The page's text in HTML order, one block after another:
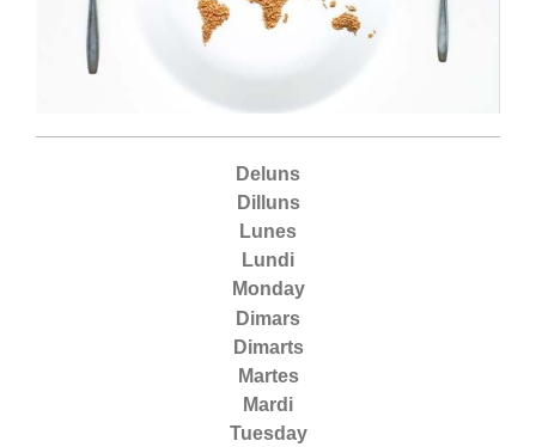
Deluns
Dilluns
Lunes
Lundi
Monday
Dimars
Dimarts
Martes
Mardi
Tuesday